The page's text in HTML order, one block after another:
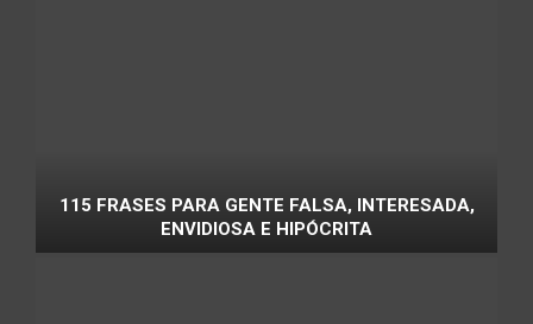
115 FRASES PARA GENTE FALSA, INTERESADA,
ENVIDIOSA E HIPÓCRITA